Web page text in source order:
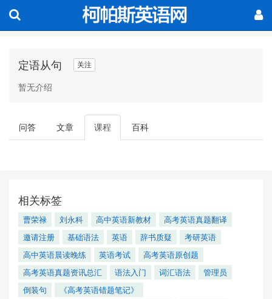
定语从句 关注
暂无介绍
问答 文章 课程 百科
相关标签
曹荣禄 刘永科 高中英语新教材
高考英语真题翻译
邀请注册
基础语法 英语 辞书质疑
考研英语
高中英语晨读晚练
英语考试
高考英语原创题
高考英语真题资讯总汇
语法入门 词汇语法
管理员
倒装句
《高考英语错题笔记》